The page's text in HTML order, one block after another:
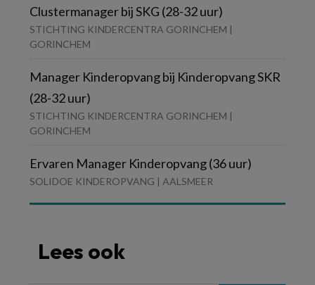
Clustermanager bij SKG (28-32 uur)
STICHTING KINDERCENTRA GORINCHEM |
GORINCHEM
Manager Kinderopvang bij Kinderopvang SKR
(28-32 uur)
STICHTING KINDERCENTRA GORINCHEM |
GORINCHEM
Ervaren Manager Kinderopvang (36 uur)
SOLIDOE KINDEROPVANG | AALSMEER
Lees ook